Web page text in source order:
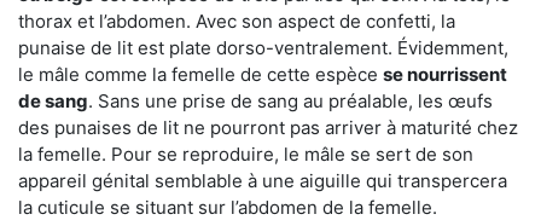
thorax et l’abdomen. Avec son aspect de confetti, la
punaise de lit est plate dorso-ventralement. Évidemment,
le mâle comme la femelle de cette espèce se nourrissent
de sang. Sans une prise de sang au préalable, les œufs
des punaises de lit ne pourront pas arriver à maturité chez
la femelle. Pour se reproduire, le mâle se sert de son
appareil génital semblable à une aiguille qui transpercera
la cuticule se situant sur l’abdomen de la femelle.